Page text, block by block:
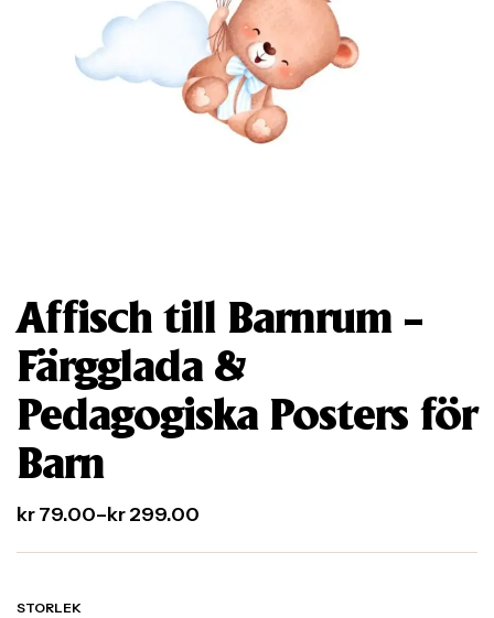
Affisch till Barnrum –
Färgglada &
Pedagogiska Posters för
Barn
kr79.00–kr299.00
STORLEK